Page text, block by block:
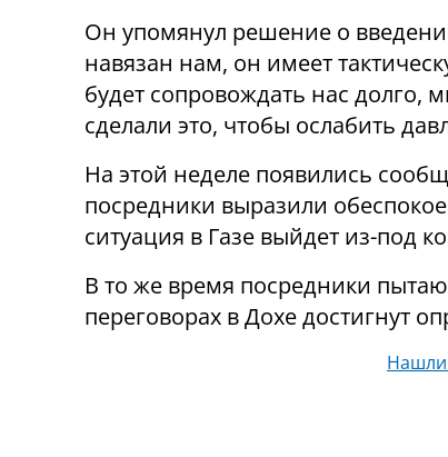
Он упомянул решение о
навязан нам, он имеет
будет сопровождать нас
сделали это, чтобы ослабить
На этой неделе появились
посредники выразили
ситуация в Газе выйдет из-под
В то же время посредники
переговорах в Дохе достигнут
Нашли